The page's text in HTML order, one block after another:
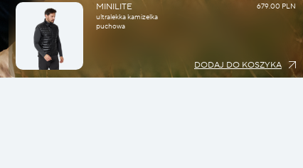
MINILITE
ultralekka kamizelka
puchowa
679.00 PLN
DODAJ DO KOSZYKA